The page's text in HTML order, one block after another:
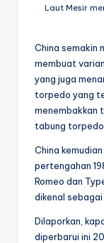
Laut Mesir
China semakin
membuat
yang juga
torpedo yang
menembakkan
tabung torpedo
China
pertengahan
Romeo dan
dikenal sebagai
Dilaporkan,
diperbarui ini